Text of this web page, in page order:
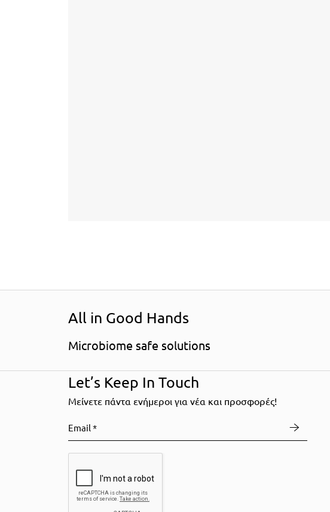
All in Good Hands
Μicrobiome safe solutions
Let’s Keep In Touch
Mείνετε πάντα ενήμεροι για νέα και προσφορές!